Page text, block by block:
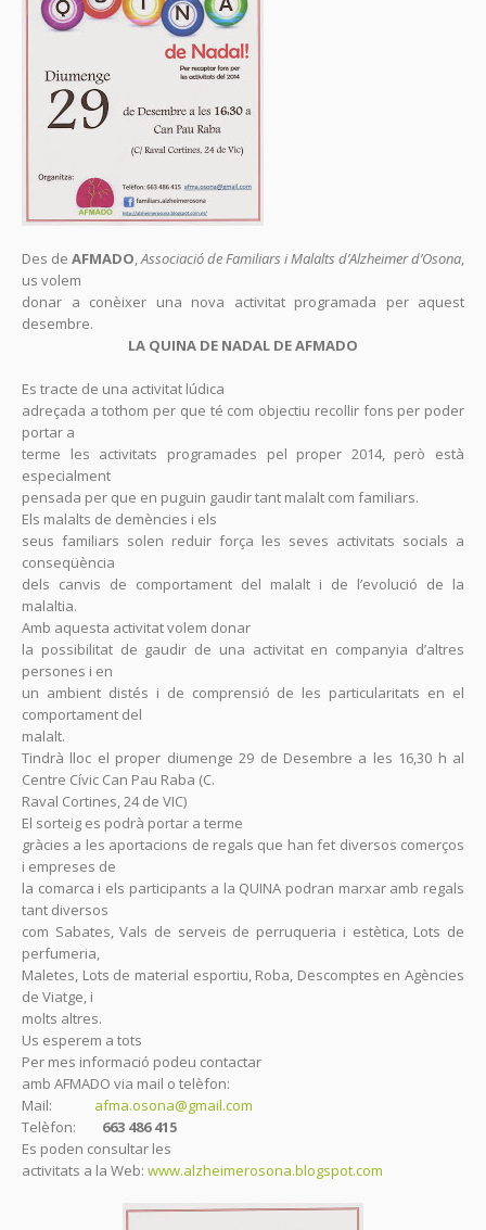
Des de AFMADO,Associació de Familiars i Malalts d’Alzheimer d’Osona,
us volem
donar a conèixer una nova activitat programada per aquest
desembre.
LA QUINA DE NADAL DEAFMADO
Es tracte de una activitat lúdica
adreçada a tothom per que té com objectiu recollir fons per poder
portar a
terme les activitats programades pel proper 2014, però està
especialment
pensada per que en puguin gaudir tant malalt com familiars.
Els malalts de demències i els
seus familiars solen reduir força les seves activitats socials a
conseqüència
dels canvis de comportament del malalt i de l’evolució de la
malaltia.
Amb aquesta activitat volem donar
la possibilitat de gaudir de una activitat en companyia d’altres
persones i en
un ambient distés i de comprensió de les particularitats en el
comportament del
malalt.
Tindrà lloc el proper diumenge 29 de Desembre a les 16,30 h al
Centre Cívic Can Pau Raba (C.
Raval Cortines, 24 de VIC)
El sorteig es podrà portar a terme
gràcies a les aportacions de regals que han fet diversos comerços
i empreses de
la comarca i els participants a la QUINA podran marxar amb regals
tant diversos
com Sabates, Vals de serveis de perruqueria i estètica, Lots de
perfumeria,
Maletes, Lots de material esportiu, Roba, Descomptes en Agències
de Viatge, i
molts altres.
Us esperem a tots
Per mes informació podeu contactar
amb AFMADO via mail o telèfon:
Mail: afma.osona@gmail.com
Telèfon: 663 486 415
Es poden consultar les
activitats a la Web: www.alzheimerosona.blogspot.com